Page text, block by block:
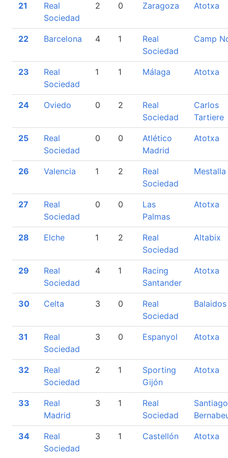
21
Real
Sociedad
2 0 Zaragoza Atotxa
22 Barcelona 4 1
Real
Sociedad
Camp
23
Real
Sociedad
1 1 Málaga Atotxa
24 Oviedo 0 2
Real
Sociedad
Carlos
Tartiere
25
Real
Sociedad
0 0
Atlético
Madrid
Atotxa
26 Valencia 1 2
Real
Sociedad
Mestalla
27
Real
Sociedad
0 0
Las
Palmas
Atotxa
28 Elche 1 2
Real
Sociedad
Altabix
29
Real
Sociedad
4 1
Racing
Santander
Atotxa
30 Celta 3 0
Real
Sociedad
Balaidos
31
Real
Sociedad
3 0 Espanyol Atotxa
32
Real
Sociedad
2 1
Sporting
Gijón
Atotxa
33
Real
Madrid
3 1
Real
Sociedad
Santiago
34
Real
Sociedad
3 1 Castellón Atotxa